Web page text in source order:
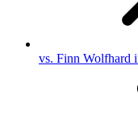
vs. Finn Wolfhard